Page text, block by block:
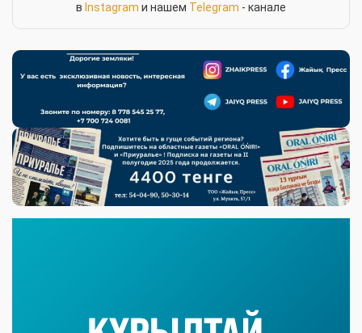
в Instagram и нашем Telegram - канале